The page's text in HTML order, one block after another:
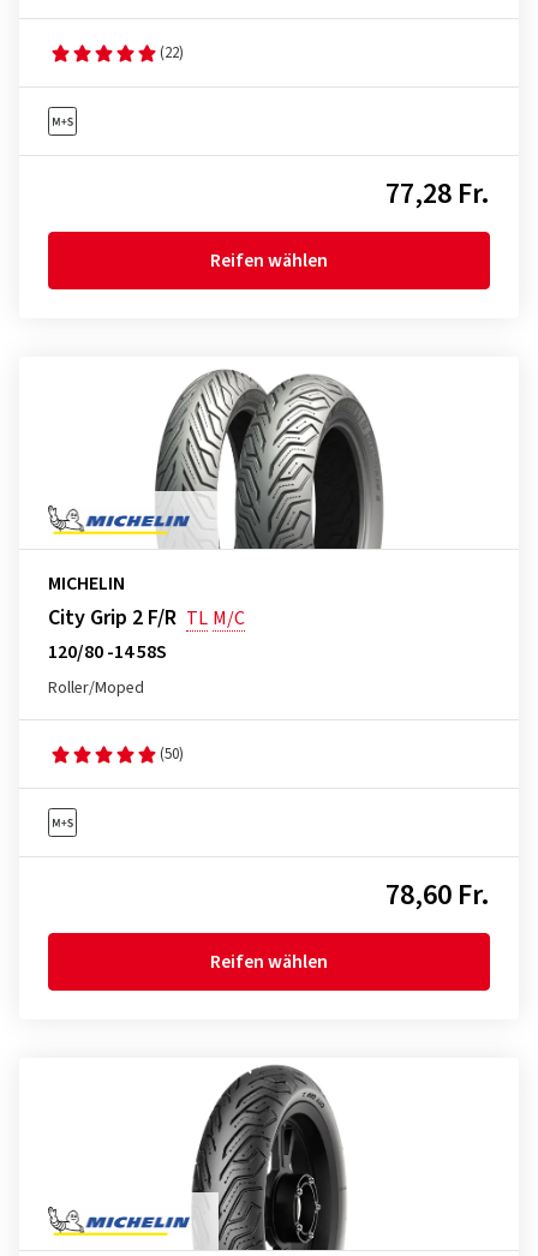
(22)
77,28 Fr.
Reifen wählen
MICHELIN
City Grip 2 F/R TL M/C
120/80 -14 58S
Roller/Moped
(50)
78,60 Fr.
Reifen wählen